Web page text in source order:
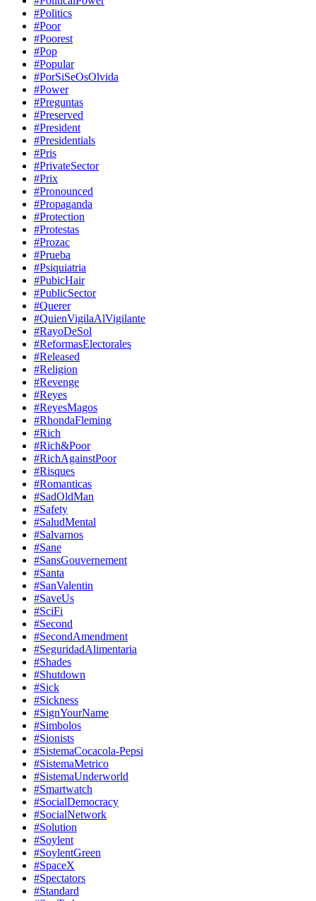
#Politics
#Poor
#Poorest
#Pop
#Popular
#PorSiSeOsOlvida
#Power
#Preguntas
#Preserved
#President
#Presidentials
#Pris
#PrivateSector
#Prix
#Pronounced
#Propaganda
#Protection
#Protestas
#Prozac
#Prueba
#Psiquiatria
#PubicHair
#PublicSector
#Querer
#QuienVigilaAlVigilante
#RayoDeSol
#ReformasElectorales
#Released
#Religion
#Revenge
#Reyes
#ReyesMagos
#RhondaFleming
#Rich
#Rich&Poor
#RichAgainstPoor
#Risques
#Romanticas
#SadOldMan
#Safety
#SaludMental
#Salvarnos
#Sane
#SansGouvernement
#Santa
#SanValentin
#SaveUs
#SciFi
#Second
#SecondAmendment
#SeguridadAlimentaria
#Shades
#Shutdown
#Sick
#Sickness
#SignYourName
#Simbolos
#Sionists
#SistemaCocacola-Pepsi
#SistemaMetrico
#SistemaUnderworld
#Smartwatch
#SocialDemocracy
#SocialNetwork
#Solution
#Soylent
#SoylentGreen
#SpaceX
#Spectators
#Standard